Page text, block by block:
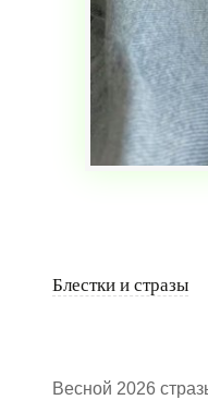
Блестки и стразы
Весной 2026